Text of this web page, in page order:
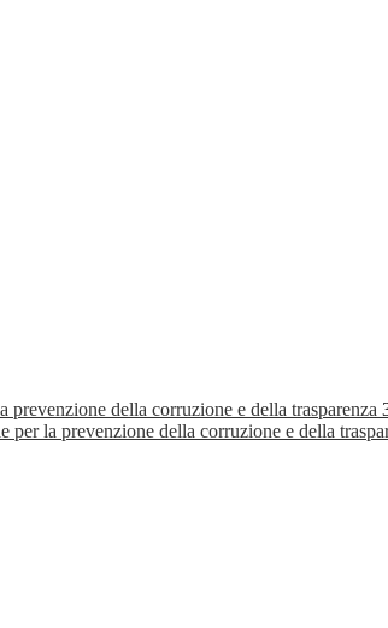
prevenzione della corruzione e della trasparenza
per la prevenzione della corruzione e della